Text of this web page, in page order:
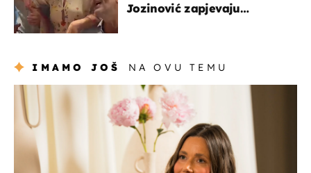
Jozinović zapjevaju
IMAMO JOŠ NA OVU TEMU
moda & ljepota